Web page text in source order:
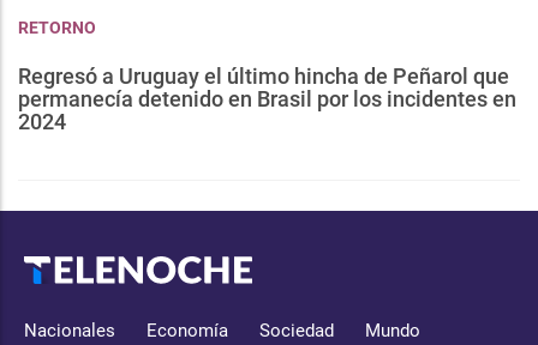
RETORNO
Regresó a Uruguay el último hincha de Peñarol que
permanecía detenido en Brasil por los incidentes en
2024
Nacionales Economía Sociedad Mundo